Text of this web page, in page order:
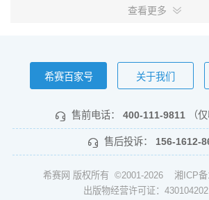
查看更多
希赛百家号 关于我们
售前电话： 400-111-9811 （
售后投诉： 156-1612-
希赛网 版权所有 ©2001-2026 湘ICP
出版物经营许可证：